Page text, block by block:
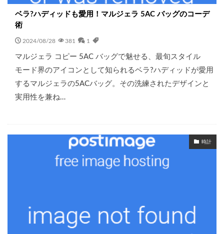
ベラ?ハディッドも愛用！マルジェラ 5AC バッグのコーデ
術
2024/08/28 381 1
マルジェラ コピー 5AC バッグで魅せる、最旬スタイル
モード界のアイコンとして知られるベラ?ハディッドが愛用
するマルジェラの5ACバッグ。その洗練されたデザインと
実用性を兼ね…
時計